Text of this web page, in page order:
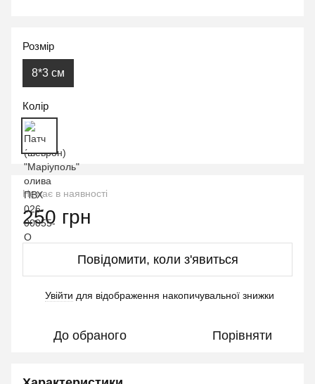
Розмір
8*3 см
Колір
Немає в наявності
250 грн
Повідомити, коли з'явиться
Увійти для відображення накопичувальної знижки
До обраного Порівняти